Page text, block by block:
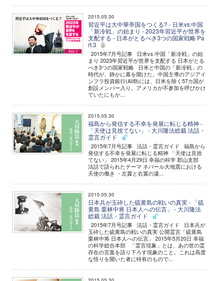
2015.05.30
習近平は大中華帝国をつくる? - 日米vs.中国
「新冷戦」の始まり - 2023年習近平が世界を
支配する - 日本がとるべき3つの国家戦略 Pa
rt.3
2015年7月号記事 日米vs.中国「新冷戦」の始
まり 2023年習近平が世界を支配する 日本がとる
べき3つの国家戦略 日米と中国の「新冷戦」の
時代が、静かに幕を開けた。中国主導のアジアイ
ンフラ投資銀行(AIIB)には、日米を除く57カ国が
創設メンバー入り。アメリカが不参加を呼びかけ
ていたにもか...
2015.05.30
福島から発信する不幸を発展に転じる精神 -
「天使は見捨てない」 - 大川隆法総裁 法話・
霊言ガイド
2015年7月号記事 法話・霊言ガイド 福島から
発信する不幸を発展に転じる精神 「天使は見捨
てない」 2015年4月29日 幸福の科学 郡山支部
法話で語られたテーマ ネパール大地震における
天使の働き ・左翼と右翼の違...
2015.05.30
日本兵が玉砕した硫黄島の戦いの真実 - 「硫
黄島 栗林中将 日本人への伝言」 - 大川隆法
総裁 法話・霊言ガイド
2015年7月号記事 法話・霊言ガイド 日本兵が
玉砕した硫黄島の戦いの真実 公開霊言「硫黄島
栗林中将 日本人への伝言」 2015年5月20日 幸福
の科学総合本部 「霊言現象」とは、あの世の霊
存在の言葉を語り下ろす現象のこと。これは高度
な悟りを開いた者に特有のもので...